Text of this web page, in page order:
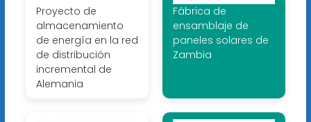
Proyecto de
almacenamiento
de energía en la red
de distribución
incremental de
Alemania
Fábrica de
ensamblaje de
paneles solares de
Zambia